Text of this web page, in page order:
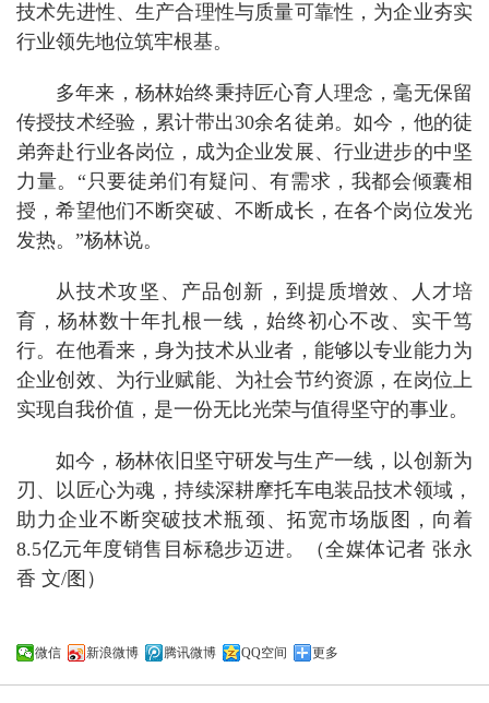
技术先进性、生产合理性与质量可靠性，为企业夯实
行业领先地位筑牢根基。
多年来，杨林始终秉持匠心育人理念，毫无保留
传授技术经验，累计带出30余名徒弟。如今，他的徒
弟奔赴行业各岗位，成为企业发展、行业进步的中坚
力量。“只要徒弟们有疑问、有需求，我都会倾囊相
授，希望他们不断突破、不断成长，在各个岗位发光
发热。”杨林说。
从技术攻坚、产品创新，到提质增效、人才培
育，杨林数十年扎根一线，始终初心不改、实干笃
行。在他看来，身为技术从业者，能够以专业能力为
企业创效、为行业赋能、为社会节约资源，在岗位上
实现自我价值，是一份无比光荣与值得坚守的事业。
如今，杨林依旧坚守研发与生产一线，以创新为
刃、以匠心为魂，持续深耕摩托车电装品技术领域，
助力企业不断突破技术瓶颈、拓宽市场版图，向着
8.5亿元年度销售目标稳步迈进。（全媒体记者 张永
香 文/图）
微信 新浪微博 腾讯微博 QQ空间 更多